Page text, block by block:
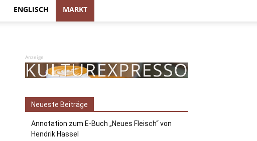
ENGLISCH MARKT
Anzeige
Neueste Beiträge
Annotation zum E-Buch „Neues Fleisch“ von
Hendrik Hassel